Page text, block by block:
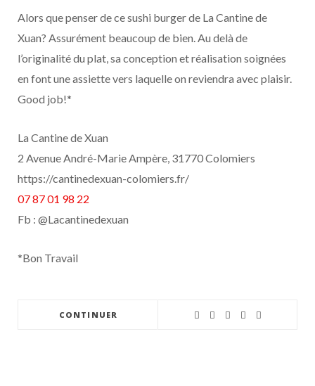
Alors que penser de ce sushi burger de La Cantine de
Xuan? Assurément beaucoup de bien. Au delà de
l’originalité du plat, sa conception et réalisation soignées
en font une assiette vers laquelle on reviendra avec plaisir.
Good job!*
La Cantine de Xuan
2 Avenue André-Marie Ampère, 31770 Colomiers
https://cantinedexuan-colomiers.fr/
07 87 01 98 22
Fb : @Lacantinedexuan
*Bon Travail
CONTINUER